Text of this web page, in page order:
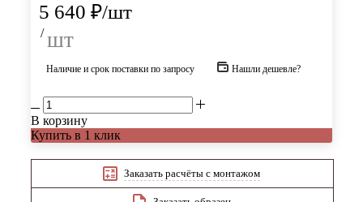
5 640 ₽/шт
/ шт
Наличие и срок поставки по запросу Нашли дешевле?
В корзину
Купить в 1 клик
Заказать расчёты с монтажом